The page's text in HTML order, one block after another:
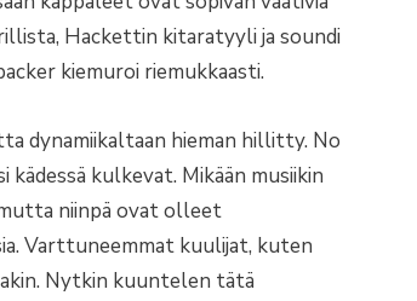
Hackettin kitaratyyli ja soundi
kiemuroi riemukkaasti.
dynamiikaltaan hieman hillitty. No
kulkevat. Mikään musiikin
niinpä ovat olleet
Varttuneemmat kuulijat, kuten
Nytkin kuuntelen tätä